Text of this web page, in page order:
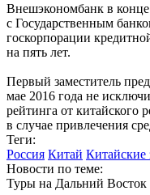
Внешэкономбанк в
с Государственным
госкорпорации
на пять лет.
Первый заместитель
мае 2016 года не
рейтинга от китайского
в случае привлечения
Теги:
Россия Китай
Новости по теме:
Туры на Дальний Восток